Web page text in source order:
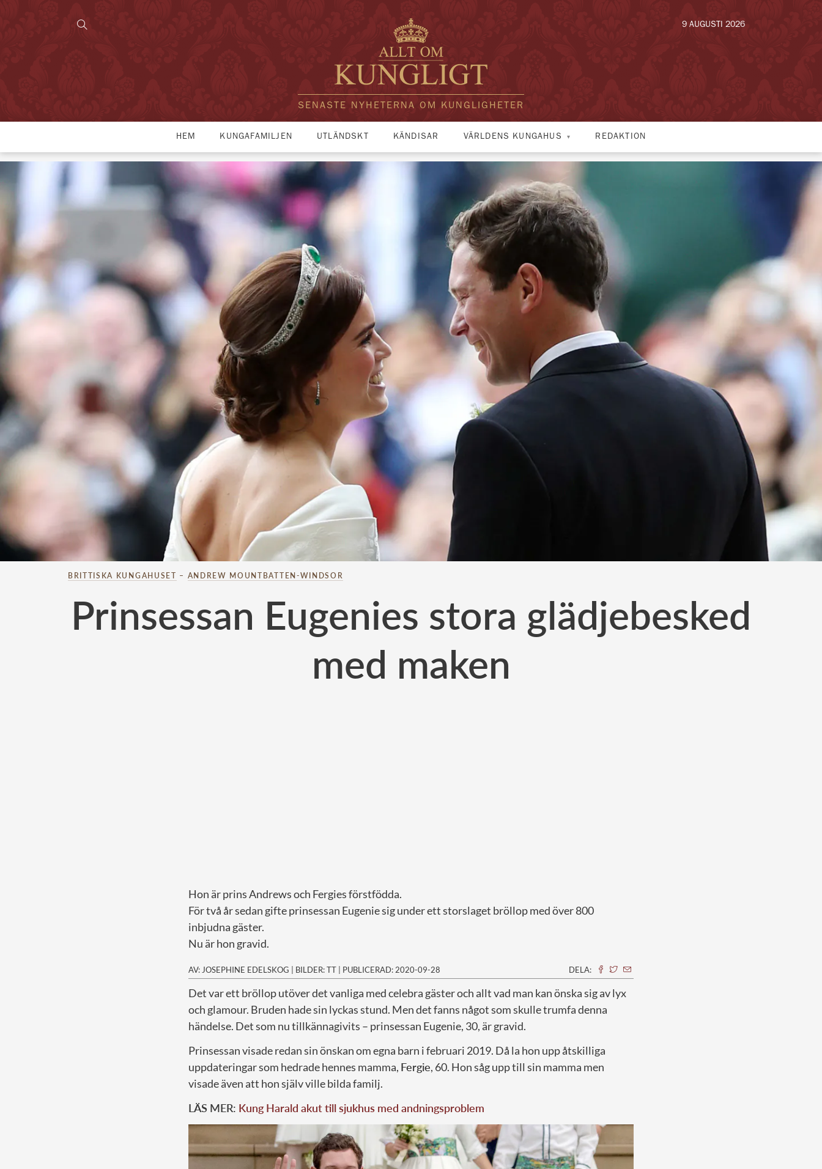
SENASTE NYHETERNA OM KUNGLIGHETER
9 AUGUSTI 2026
HEM KUNGAFAMILJEN UTLÄNDSKT KÄNDISAR VÄRLDENS KUNGAHUS REDAKTION
BRITTISKA KUNGAHUSET – ANDREW MOUNTBATTEN-WINDSOR
Prinsessan Eugenies stora glädjebesked
med maken
Hon är prins Andrews och Fergies förstfödda.
För två år sedan gifte prinsessan Eugenie sig under ett storslaget bröllop med över 800
inbjudna gäster.
Nu är hon gravid.
AV: JOSEPHINE EDELSKOG | BILDER: TT | PUBLICERAD: 2020-09-28 DELA:
Det var ett bröllop utöver det vanliga med celebra gäster och allt vad man kan önska sig av lyx
och glamour. Bruden hade sin lyckas stund. Men det fanns något som skulle trumfa denna
händelse. Det som nu tillkännagivits – prinsessan Eugenie, 30, är gravid.
Prinsessan visade redan sin önskan om egna barn i februari 2019. Då la hon upp åtskilliga
uppdateringar som hedrade hennes mamma, Fergie, 60. Hon såg upp till sin mamma men
visade även att hon själv ville bilda familj.
LÄS MER: Kung Harald akut till sjukhus med andningsproblem